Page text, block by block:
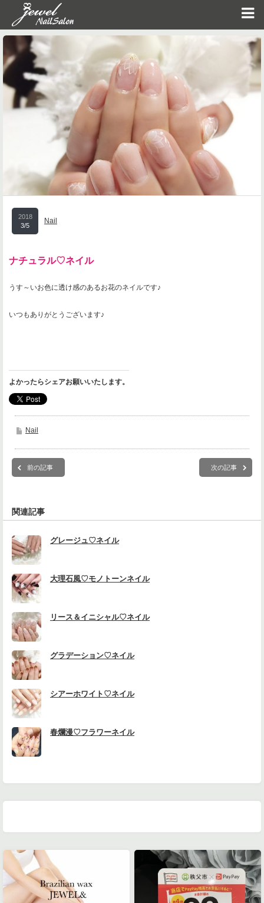
2018
3/5
Nail
ナチュラル♡ネイル
うす～いお色に透け感のあるお花のネイルです♪
いつもありがとうございます♪
よかったらシェアお願いいたします。
Nail
前の記事 次の記事
関連記事
グレージュ♡ネイル
大理石風♡モノトーンネイル
リース＆イニシャル♡ネイル
グラデーション♡ネイル
シアーホワイト♡ネイル
春爛漫♡フラワーネイル